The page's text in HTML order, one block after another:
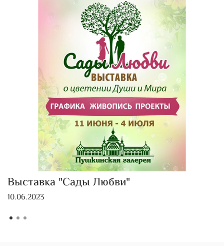
Выставка "Сады Любви"
10.06.2023